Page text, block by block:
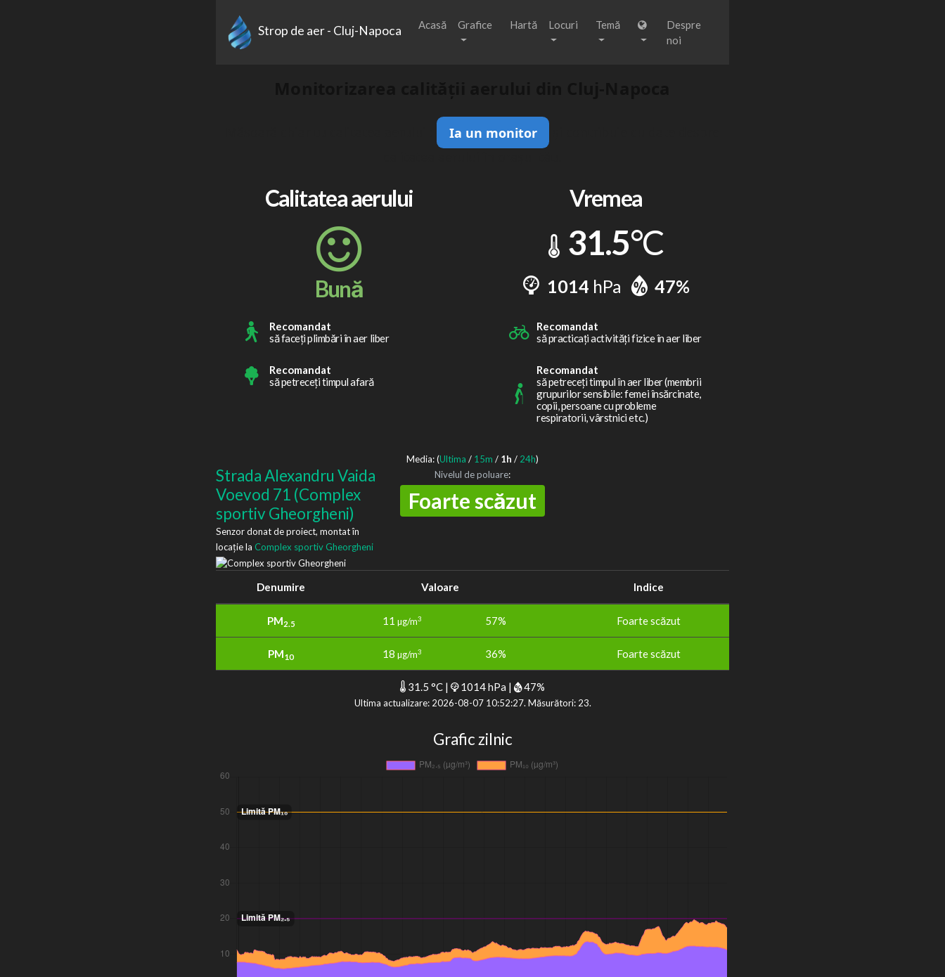
Strop de aer - Cluj-Napoca Acasă Grafice Hartă Locuri Temă
Despre
noi
Ia un monitor
Calitatea aerului
Bună
Vremea
31.5°C
1014 hPa 47%
Recomandat
să faceți plimbări în aer liber
Recomandat
să practicați activități fizice în aer liber
Recomandat
să petreceți timpul afară
Recomandat
să petreceți timpul în aer liber (membrii
grupurilor sensibile: femei însărcinate,
copii, persoane cu probleme
respiratorii, vârstnici etc.)
Media: (Ultima / 15m / 1h / 24h)
Strada Alexandru Vaida
Voevod 71 (Complex
sportiv Gheorgheni)
Senzor donat de proiect, montat în
locație la Complex sportiv Gheorgheni
Nivelul de poluare:
Foarte scăzut
Denumire Valoare Indice
PM2.5 11 µg/m3 57% Foarte scăzut
PM10 18 µg/m3 36% Foarte scăzut
31.5 °C | 1014 hPa | 47%
Ultima actualizare: 2026-08-07 10:52:27. Măsurători: 23.
Grafic zilnic